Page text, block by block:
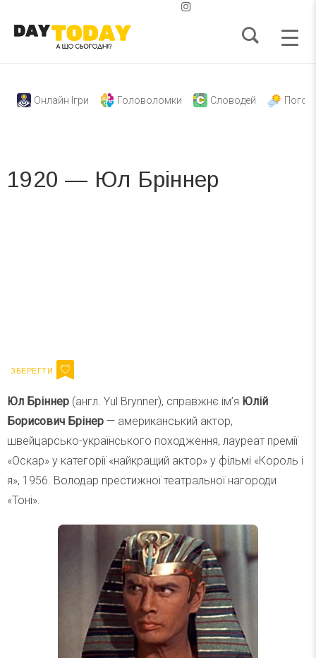
Онлайн Ігри Головоломки Словодей
1920 — Юл Бріннер
Юл Бріннер (англ. Yul Brynner), справжнє ім’я Юлій
Борисович Брінер — американський актор,
швейцарсько-українського походження, лауреат премії
«Оскар» у категорії «найкращий актор» у фільмі «Король і
я», 1956. Володар престижної театральної нагороди
«Тоні».